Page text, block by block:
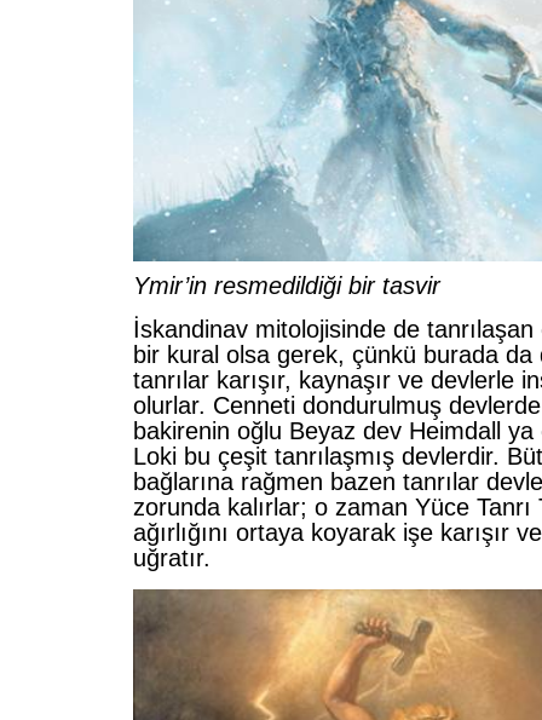
Ymir’in resmedildiği bir tasvir
İskandinav mitolojisinde de
bir kural olsa gerek, çünkü burada da
tanrılar karışır, kaynaşır ve devlerle
olurlar. Cenneti dondurulmuş
bakirenin oğlu Beyaz dev Heimdall
Loki bu çeşit tanrılaşmış devlerdir.
bağlarına rağmen bazen tanrılar
zorunda kalırlar; o zaman Yüce
ağırlığını ortaya koyarak işe karışır
uğratır.